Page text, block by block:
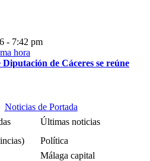
- 7:42 pm
de Cáceres se reúne
Noticias de Portada
Últimas noticias
Política
Málaga capital